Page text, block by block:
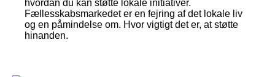
hvordan du kan støtte lokale initiativer.
Fællesskabsmarkedet er en fejring af det lokale liv
og en påmindelse om. Hvor vigtigt det er, at støtte
hinanden.